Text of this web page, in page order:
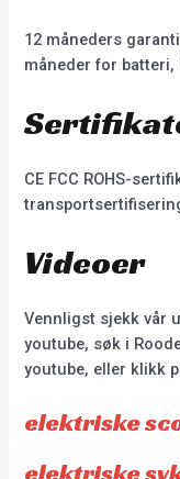
12 måneders
måneder for
CE FCC ROHS-
Videoer
Vennligst sjekk vår
youtube, søk i
youtube, eller klikk
elektriske
elektriske